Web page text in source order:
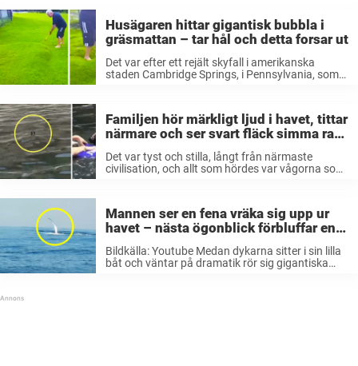
Husägaren hittar gigantisk bubbla i
gräsmattan – tar hål och detta forsar ut
Det var efter ett rejält skyfall i amerikanska
staden Cambridge Springs, i Pennsylvania, som
Familjen hör märkligt ljud i havet, tittar
närmare och ser svart fläck simma rakt
Det var tyst och stilla, långt från närmaste
civilisation, och allt som hördes var vågorna som
Mannen ser en fena vräka sig upp ur
havet – nästa ögonblick förbluffar en
Bildkälla: Youtube Medan dykarna sitter i sin lilla
båt och väntar på dramatik rör sig gigantiska